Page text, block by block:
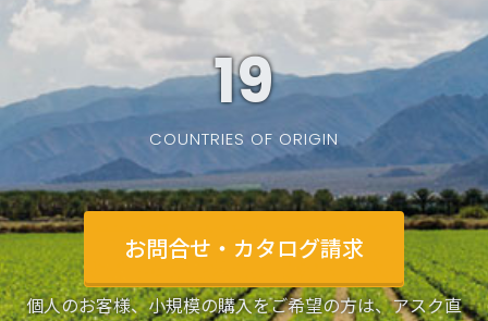
19
COUNTRIES OF ORIGIN
お問合せ・カタログ請求
個人のお客様、小規模の購入をご希望の方は、アスク直